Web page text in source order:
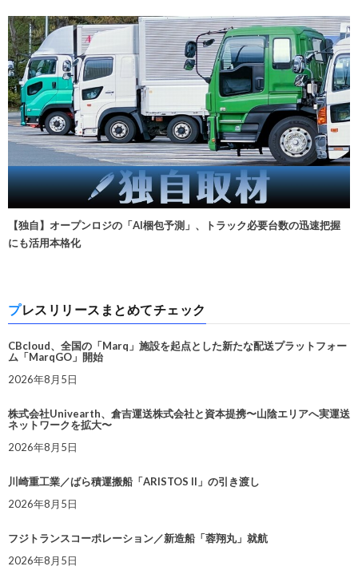
【独自】オープンロジの「AI梱包予測」、トラック必要台数の迅速把握
にも活用本格化
プレスリリースまとめてチェック
CBcloud、全国の「Marq」施設を起点とした新たな配送プラットフォー
ム「MarqGO」開始
2026年8月5日
株式会社Univearth、倉吉運送株式会社と資本提携〜山陰エリアへ実運送
ネットワークを拡大〜
2026年8月5日
川崎重工業／ばら積運搬船「ARISTOS II」の引き渡し
2026年8月5日
フジトランスコーポレーション／新造船「蓉翔丸」就航
2026年8月5日